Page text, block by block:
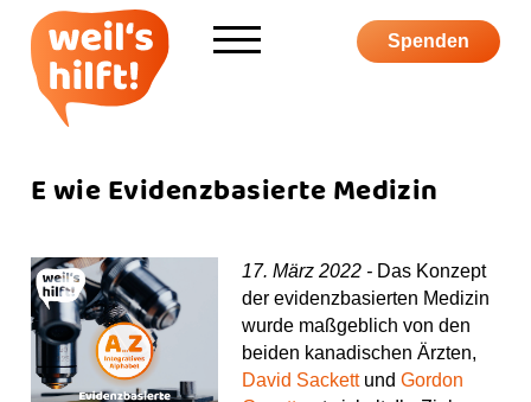
Spenden
Informieren
S
F
Y
P
E wie Evidenzbasierte Medizin
17. März 2022 -Das Konzept
der evidenzbasierten Medizin
wurde maßgeblich von den
beiden kanadischen Ärzten,
David Sackett und Gordon